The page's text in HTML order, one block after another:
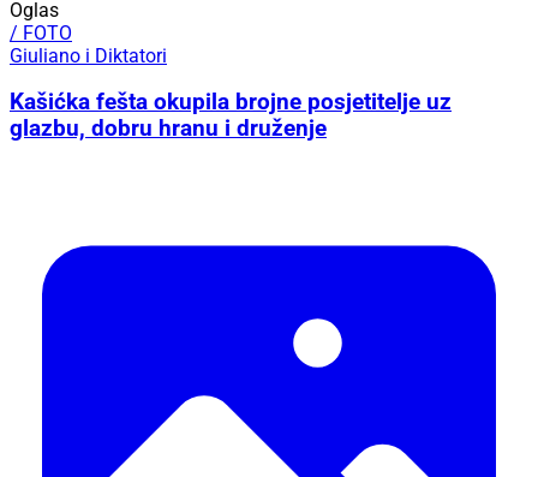
Oglas
/ FOTO
Giuliano i Diktatori
Kašićka fešta okupila brojne posjetitelje uz
glazbu, dobru hranu i druženje